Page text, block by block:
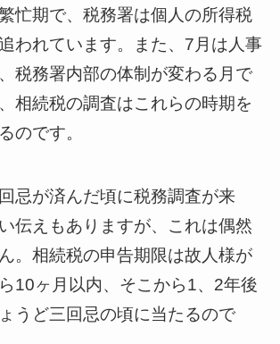
忙期で、税務署は個人の所得税
われています。また、7月は人事
税務署内部の体制が変わる月で
相続税の調査はこれらの時期を
のです。
忌が済んだ頃に税務調査が来
伝えもありますが、これは偶然
。相続税の申告期限は故人様が
10ヶ月以内、そこから1、2年後
うど三回忌の頃に当たるので